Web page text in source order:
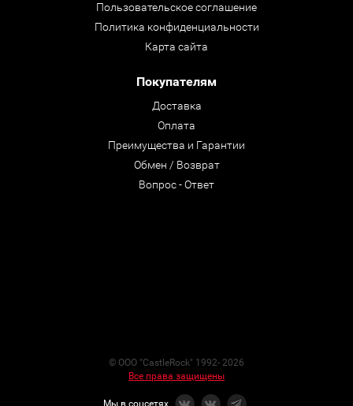
Пользовательское соглашение
Политика конфиденциальности
Карта сайта
Покупателям
Доставка
Оплата
Преимущества и Гарантии
Обмен / Возврат
Вопрос - Ответ
© ООО "CastleRock" 1992- 2026
Все права защищены
Мы в соцсетях